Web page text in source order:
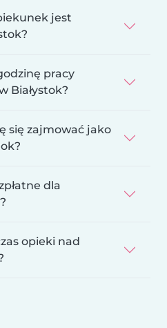
jest
pracy
Białystok?
się zajmować jako
dla
opieki nad